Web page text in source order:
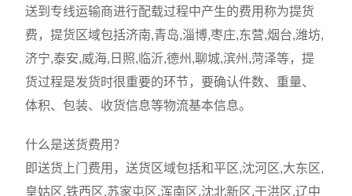
送到专线运输商进行配载过程中产生的费用称为提货
费，提货区域包括济南,青岛,淄博,枣庄,东营,烟台,潍坊,
济宁,泰安,威海,日照,临沂,德州,聊城,滨州,菏泽等，提
货过程是发货时很重要的环节，要确认件数、重量、
体积、包装、收货信息等物流基本信息。
什么是送货费用？
即送货上门费用，送货区域包括和平区,沈河区,大东区,
皇姑区,铁西区,苏家屯区,浑南区,沈北新区,于洪区,辽中